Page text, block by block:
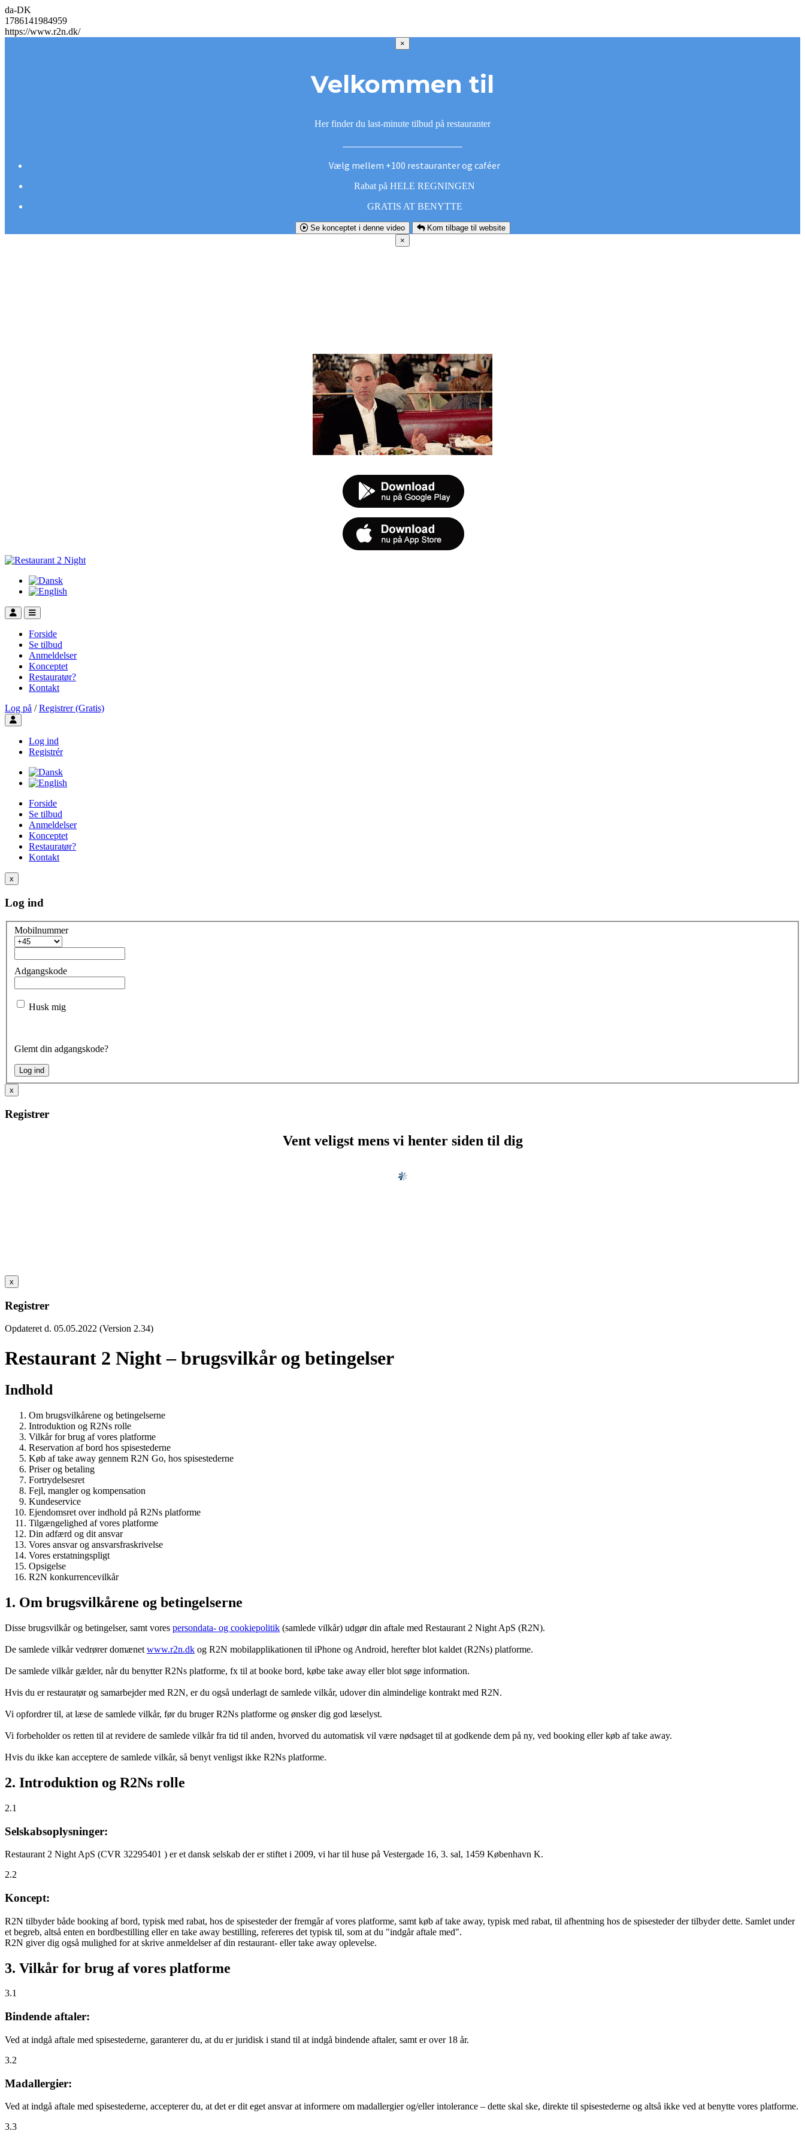
da-DK
1786141984959
https://www.r2n.dk/
×
Velkommen til
Her finder du last-minute tilbud på restauranter
Vælg mellem +100 restauranter og caféer
Rabat på HELE REGNINGEN
GRATIS AT BENYTTE
Se konceptet i denne video
Kom tilbage til website
×
Forside
Se tilbud
Anmeldelser
Konceptet
Restauratør?
Kontakt
Log på / Registrer (Gratis)
Toggle user menu
Log ind
Registrér
Forside
Se tilbud
Anmeldelser
Konceptet
Restauratør?
Kontakt
x
Log ind
Mobilnummer
Adgangskode
Husk mig
Glemt din adgangskode?
x
Registrer
Vent veligst mens vi henter siden til dig
x
Registrer
Opdateret d. 05.05.2022 (Version 2.34)
Restaurant 2 Night – brugsvilkår og betingelser
Indhold
Om brugsvilkårene og betingelserne
Introduktion og R2Ns rolle
Vilkår for brug af vores platforme
Reservation af bord hos spisestederne
Køb af take away gennem R2N Go, hos spisestederne
Priser og betaling
Fortrydelsesret
Fejl, mangler og kompensation
Kundeservice
Ejendomsret over indhold på R2Ns platforme
Tilgængelighed af vores platforme
Din adfærd og dit ansvar
Vores ansvar og ansvarsfraskrivelse
Vores erstatningspligt
Opsigelse
R2N konkurrencevilkår
1. Om brugsvilkårene og betingelserne
Disse brugsvilkår og betingelser, samt vores persondata- og cookiepolitik (samlede vilkår) udgør din aftale med Restaurant 2 Night ApS (R2N).
De samlede vilkår vedrører domænet www.r2n.dk og R2N mobilapplikationen til iPhone og Android, herefter blot kaldet (R2Ns) platforme.
De samlede vilkår gælder, når du benytter R2Ns platforme, fx til at booke bord, købe take away eller blot søge information.
Hvis du er restauratør og samarbejder med R2N, er du også underlagt de samlede vilkår, udover din almindelige kontrakt med R2N.
Vi opfordrer til, at læse de samlede vilkår, før du bruger R2Ns platforme og ønsker dig god læselyst.
Vi forbeholder os retten til at revidere de samlede vilkår fra tid til anden, hvorved du automatisk vil være nødsaget til at godkende dem på ny, ved booking eller køb af take away.
Hvis du ikke kan acceptere de samlede vilkår, så benyt venligst ikke R2Ns platforme.
2. Introduktion og R2Ns rolle
2.1
Selskabsoplysninger:
Restaurant 2 Night ApS (CVR 32295401 ) er et dansk selskab der er stiftet i 2009, vi har til huse på Vestergade 16, 3. sal, 1459 København K.
2.2
Koncept:
R2N tilbyder både booking af bord, typisk med rabat, hos de spisesteder der fremgår af vores platforme, samt køb af take away, typisk med rabat, til afhentning hos de spisesteder der tilbyder dette. Samlet under
et begreb, altså enten en bordbestilling eller en take away bestilling, refereres det typisk til, som at du "indgår aftale med".
R2N giver dig også mulighed for at skrive anmeldelser af din restaurant- eller take away oplevelse.
3. Vilkår for brug af vores platforme
3.1
Bindende aftaler:
Ved at indgå aftale med spisestederne, garanterer du, at du er juridisk i stand til at indgå bindende aftaler, samt er over 18 år.
3.2
Madallergier:
Ved at indgå aftale med spisestederne, accepterer du, at det er dit eget ansvar at informere om madallergier og/eller intolerance – dette skal ske, direkte til spisestederne og altså ikke ved at benytte vores platforme.
3.3